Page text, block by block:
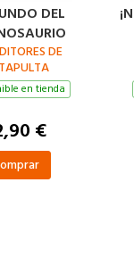
DEL
DE
en tienda
€